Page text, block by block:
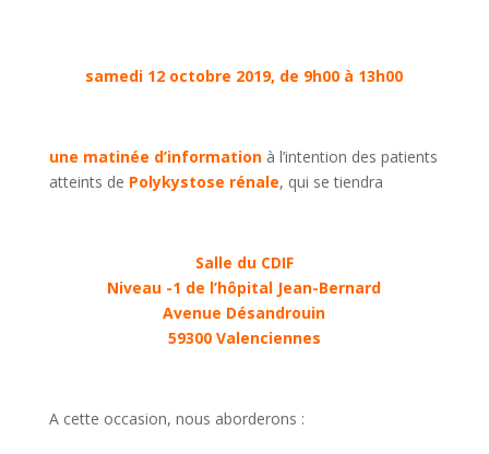
samedi 12 octobre 2019, de 9h00 à 13h00
une matinée d’informationà l’intention des patients
atteints de Polykystose rénale, qui se tiendra
Salle du CDIF
Niveau -1 de l’hôpital Jean-Bernard
Avenue Désandrouin
59300 Valenciennes
A cette occasion, nous aborderons :